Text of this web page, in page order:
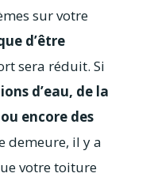
sur votre
d’être
sera réduit. Si
d’eau, de la
encore des
demeure, il y a
votre toiture